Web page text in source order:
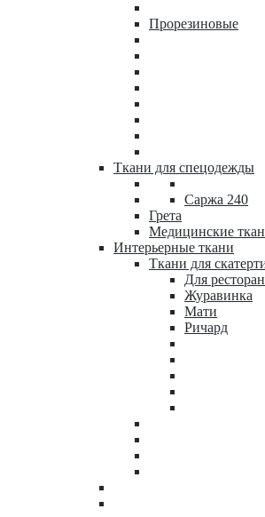
Прорезиновые
Ткани для спецодежды
Саржа 240
Грета
Медицинские
Интерьерные ткани
Ткани для
Для
Журавинка
Мати
Ричард